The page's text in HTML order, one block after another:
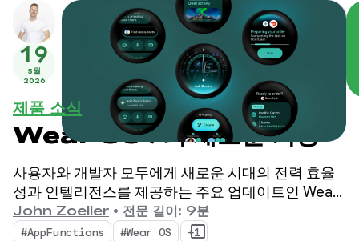
19
5월
2026
제품 소식
Wear OS 7의 새로운 기능
사용자와 개발자 모두에게 새로운 시대의 전력 효율
성과 인텔리전스를 제공하는 주요 업데이트인 Wear
OS 7을 소개합니다.
John Zoeller • 전문 길이: 9분
#AppFunctions #Wear OS +1